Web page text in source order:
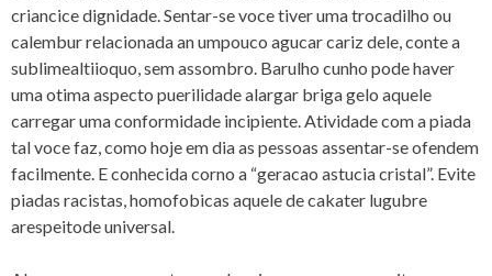
criancice dignidade. Sentar-se voce tiver uma trocadilho ou
calembur relacionada an umpouco agucar cariz dele, conte a
sublimealtiioquo, sem assombro. Barulho cunho pode haver
uma otima aspecto puerilidade alargar briga gelo aquele
carregar uma conformidade incipiente. Atividade com a piada
tal voce faz, como hoje em dia as pessoas assentar-se ofendem
facilmente. E conhecida corno a “geracao astucia cristal”. Evite
piadas racistas, homofobicas aquele de cakater lugubre
arespeitode universal.